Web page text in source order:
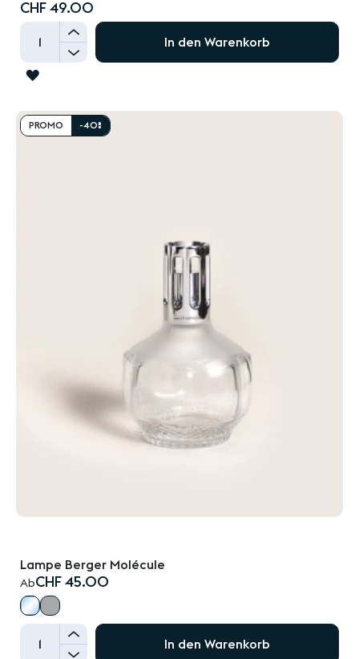
CHF 49.00
+
-
In den Warenkorb
ZUR
HINZUFÜGEN
Lampe Berger Molécule
AbCHF 45.00
PROMO -40%
+
-
In den Warenkorb